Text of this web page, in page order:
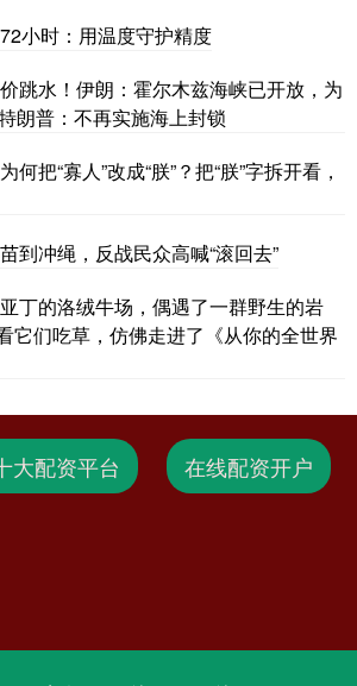
小时：用温度守护精度
跳水！伊朗：霍尔木兹海峡已开放，为
朗普：不再实施海上封锁
何把“寡人”改成“朕”？把“朕”字拆开看，
到冲绳，反战民众高喊“滚回去”
丁的洛绒牛场，偶遇了一群野生的岩
它们吃草，仿佛走进了《从你的全世界
大配资平台
在线配资开户